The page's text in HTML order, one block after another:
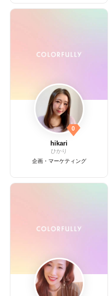
0
hikari
ひかり
企画・マーケティング